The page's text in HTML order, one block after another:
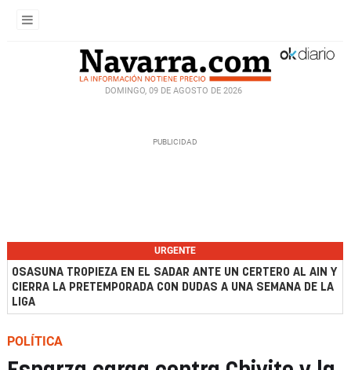
DOMINGO, 09 DE AGOSTO DE 2026
URGENTE
OSASUNA TROPIEZA EN EL SADAR ANTE UN CERTERO AL AIN Y
CIERRA LA PRETEMPORADA CON DUDAS A UNA SEMANA DE LA
LIGA
POLÍTICA